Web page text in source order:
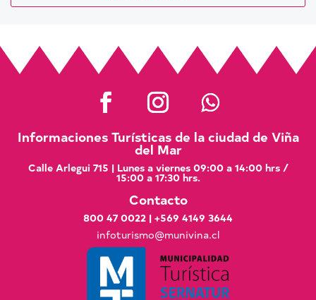
Informaciones Turísticas de la ciudad de Viña
del Mar
Calle Arlegui 715 | Lunes a viernes 09:00 a 14:00 hrs /
15:00 a 17:30 hrs.
Contacto
800 47 0022 | +569 4149 3644
infoturismo@munivina.cl